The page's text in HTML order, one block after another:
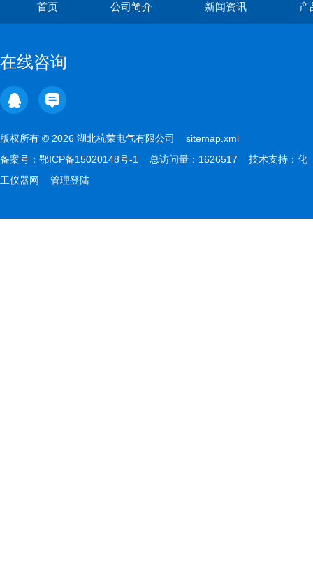
首页 公司简介 新闻资讯 产
在线咨询
版权所有 © 2026 湖北杭荣电气有限公司 sitemap.xml
备案号： 鄂ICP备15020148号-1 总访问量：1626517 技术支持： 化
工仪器网
管理登陆